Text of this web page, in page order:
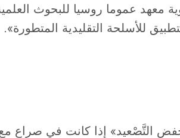
عموما روسيا للبحوث العلمية
للأسلحة التقليدية المتطورة».​
التَّصْعيد» إذا كانت في صراع مع